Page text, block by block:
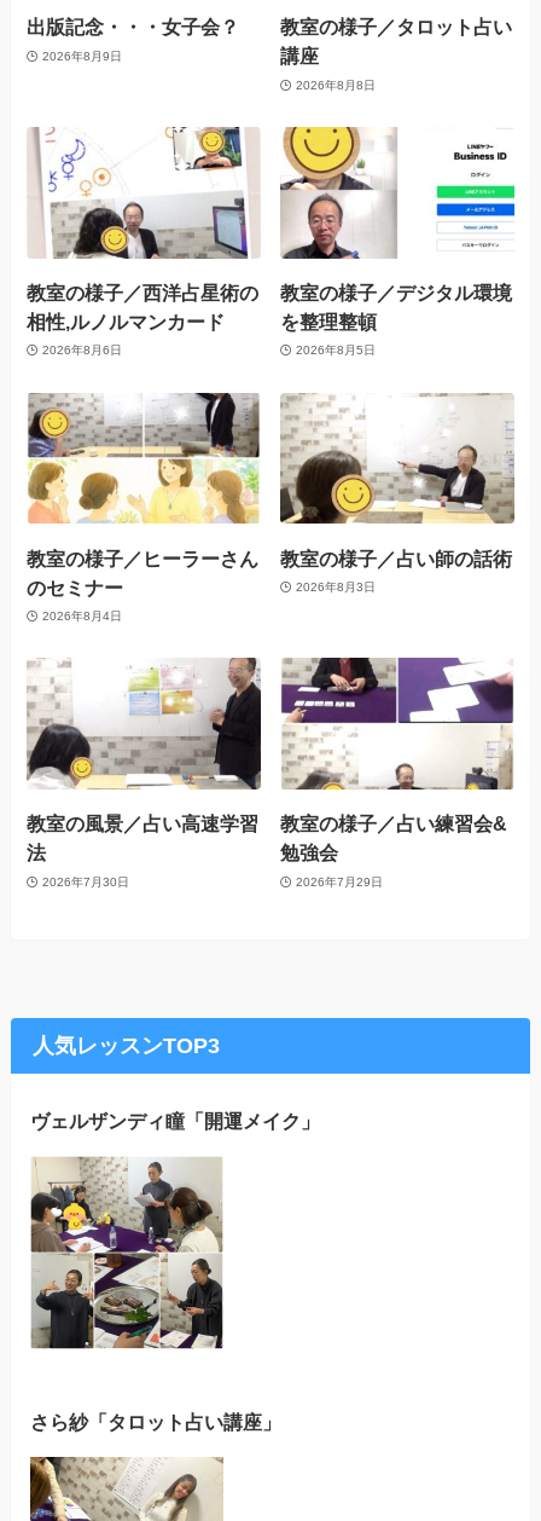
出版記念・・・女子会？
2026年8月9日
教室の様子／タロット占い
講座
2026年8月8日
教室の様子／西洋占星術の
相性,ルノルマンカード
2026年8月6日
教室の様子／デジタル環境
を整理整頓
2026年8月5日
教室の様子／ヒーラーさん
のセミナー
2026年8月4日
教室の様子／占い師の話術
2026年8月3日
教室の風景／占い高速学習
法
2026年7月30日
教室の様子／占い練習会&
勉強会
2026年7月29日
人気レッスンTOP3
ヴェルザンディ瞳「開運メイク」
さら紗「タロット占い講座」